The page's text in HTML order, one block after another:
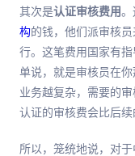
其次是认证审核费用。
构的钱，他们派审核
行。这笔费用国家有
单说，就是审核员在你
业务越复杂，需要的
认证的审核费会比后续
所以，笼统地说，对